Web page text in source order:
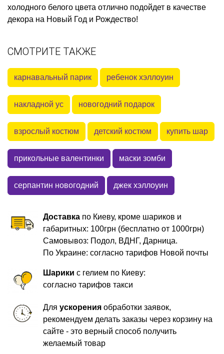
холодного белого цвета отлично подойдет в качестве
декора на Новый Год и Рождество!
СМОТРИТЕ ТАКЖЕ
карнавальный парик ребенок хэллоуин
накладной ус новогодний подарок
взрослый костюм детский костюм купить шар
прикольные валентинки маски зомби
серпантин новогодний джек хэллоуин
Доставка по Киеву, кроме шариков и
габаритных: 100грн (бесплатно от 1000грн)
Самовывоз: Подол, ВДНГ, Дарница.
По Украине: согласно тарифов Новой почты
Шарики с гелием по Киеву:
согласно тарифов такси
Дляускорения обработки заявок,
рекомендуем делать заказы через корзину на
сайте - это верный способ получить
желаемый товар